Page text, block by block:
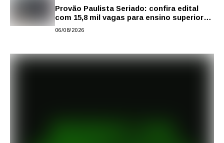
Provão Paulista Seriado: confira edital
com 15,8 mil vagas para ensino superior
público
06/08/2026